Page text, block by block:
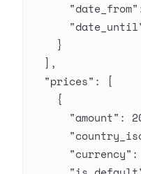
      "date_from"
    }
  ],
  "prices"
: [
    {
      "amount"
:
      "currency"
: